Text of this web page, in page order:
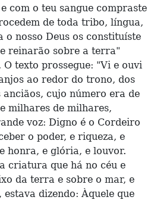
com o teu sangue compraste
de toda tribo, língua,
o nosso Deus os constituíste
reinarão sobre a terra"
O texto prossegue: "Vi e ouvi
ao redor do trono, dos
anciãos, cujo número era de
milhares de milhares,
voz: Digno é o Cordeiro
o poder, e riqueza, e
honra, e glória, e louvor.
criatura que há no céu e
da terra e sobre o mar, e
estava dizendo: Àquele que